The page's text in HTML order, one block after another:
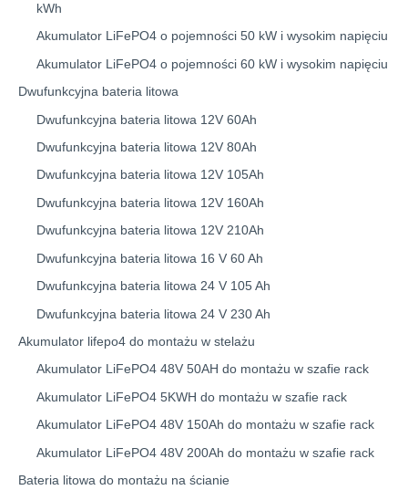
kWh
Akumulator LiFePO4 o pojemności 50 kW i wysokim napięciu
Akumulator LiFePO4 o pojemności 60 kW i wysokim napięciu
Dwufunkcyjna bateria litowa
Dwufunkcyjna bateria litowa 12V 60Ah
Dwufunkcyjna bateria litowa 12V 80Ah
Dwufunkcyjna bateria litowa 12V 105Ah
Dwufunkcyjna bateria litowa 12V 160Ah
Dwufunkcyjna bateria litowa 12V 210Ah
Dwufunkcyjna bateria litowa 16 V 60 Ah
Dwufunkcyjna bateria litowa 24 V 105 Ah
Dwufunkcyjna bateria litowa 24 V 230 Ah
Akumulator lifepo4 do montażu w stelażu
Akumulator LiFePO4 48V 50AH do montażu w szafie rack
Akumulator LiFePO4 5KWH do montażu w szafie rack
Akumulator LiFePO4 48V 150Ah do montażu w szafie rack
Akumulator LiFePO4 48V 200Ah do montażu w szafie rack
Bateria litowa do montażu na ścianie